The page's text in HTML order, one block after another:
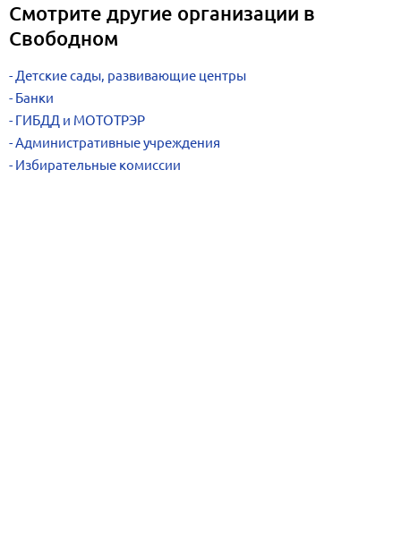
Смотрите другие организации в
Свободном
Детские сады, развивающие центры
Банки
ГИБДД и МОТОТРЭР
Административные учреждения
Избирательные комиссии